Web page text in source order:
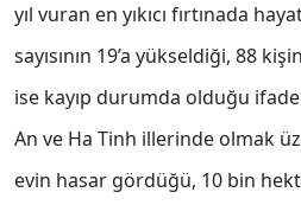
yıl vuran en yıkıcı fırtınada
sayısının 19’a yükseldiği, 88
ise kayıp durumda olduğu
An ve Ha Tinh illerinde olmak
evin hasar gördüğü, 10 bin